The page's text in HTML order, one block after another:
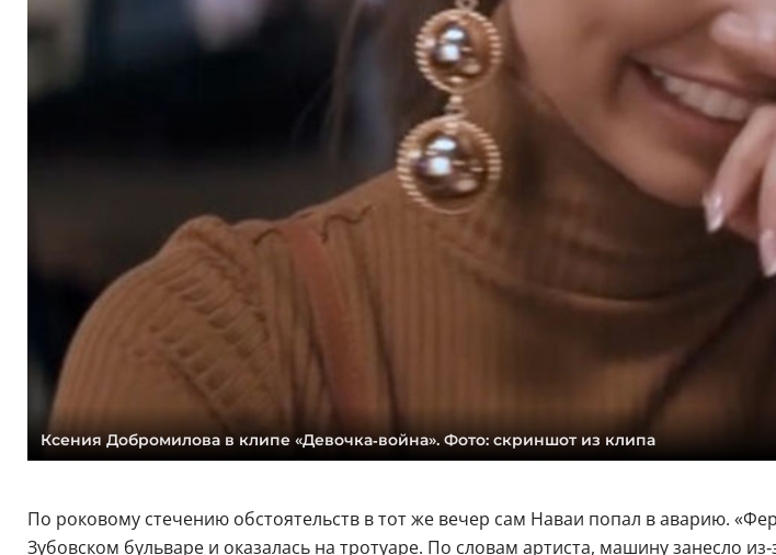
Ксения Добромилова в клипе «Девочка‑война». Фото: скриншот из клипа
По роковому стечению обстоятельств в тот же вечер сам Наваи попал в аварию.
Зубовском бульваре и оказалась на тротуаре. По словам артиста, машину занесло